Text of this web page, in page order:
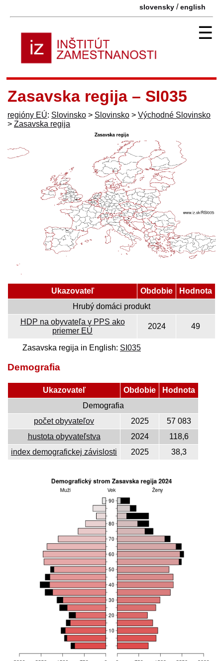
slovensky /english
☰
Zasavska regija – SI035
regióny EÚ: Slovinsko > Slovinsko > Východné Slovinsko
> Zasavska regija
Ukazovateľ Obdobie
Hodnota
Hrubý domáci produkt
HDP na obyvateľa v PPS ako
priemer EÚ
2024 49
Zasavska regija in English: SI035
Demografia
Ukazovateľ Obdobie
Hodnota
Demografia
počet obyvateľov
2025
57 083
hustota obyvateľstva
2024
118,6
index demografickej závislosti
2025 38,3